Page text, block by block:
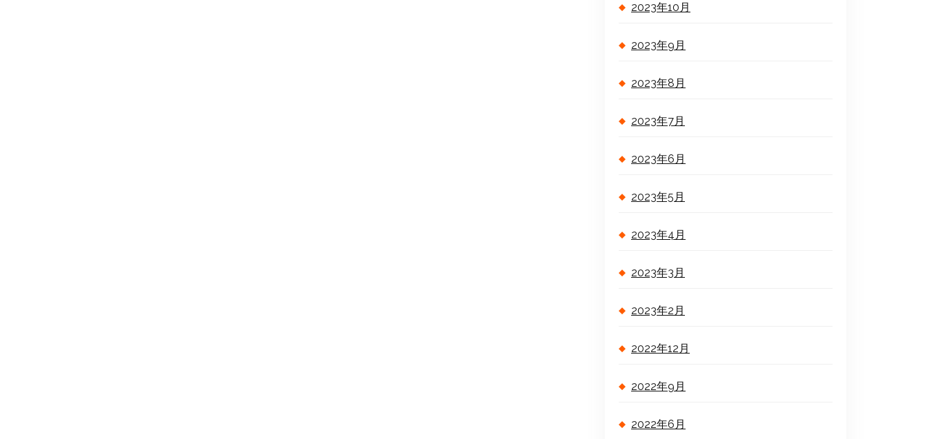
2023年10月
2023年9月
2023年8月
2023年7月
2023年6月
2023年5月
2023年4月
2023年3月
2023年2月
2022年12月
2022年9月
2022年6月